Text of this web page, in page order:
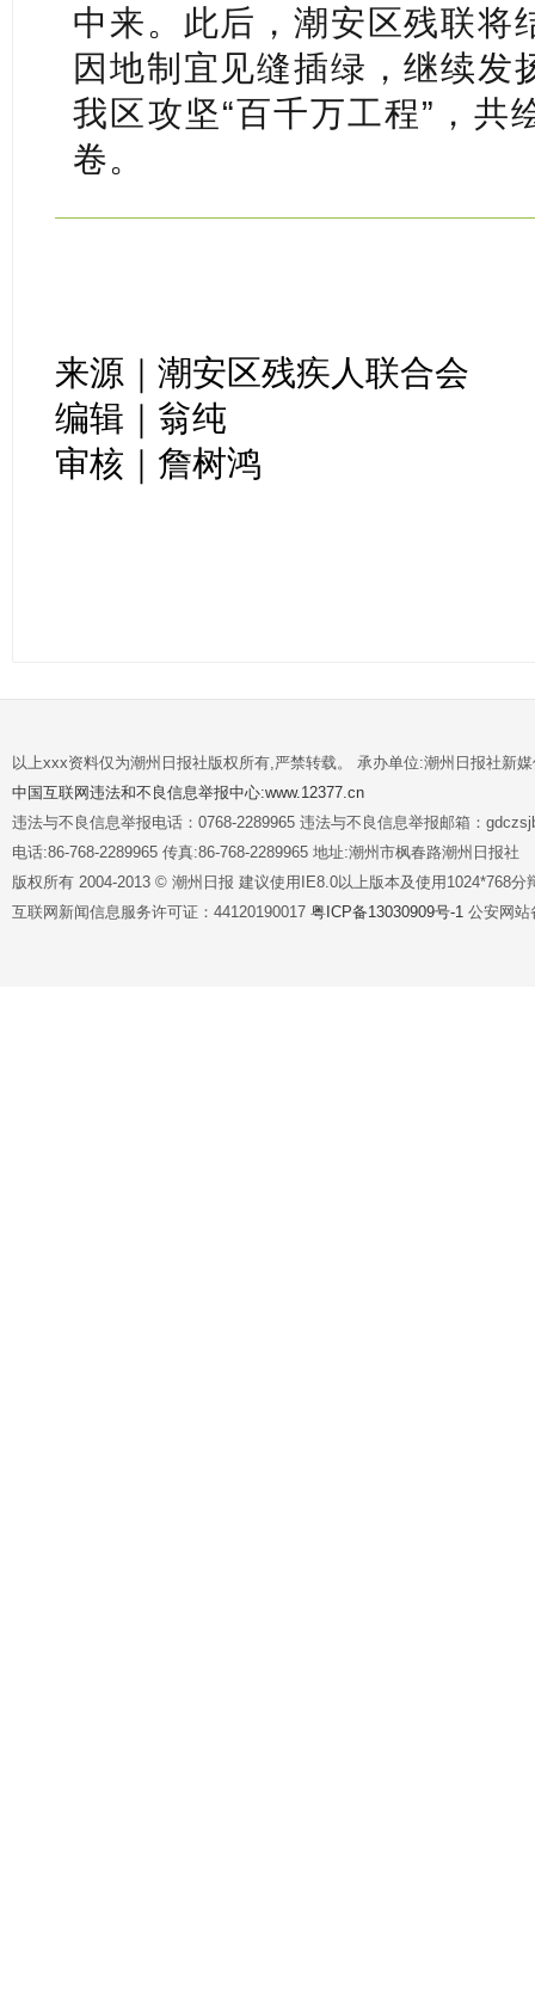
中来。此后，潮安区残联将
因地制宜见缝插绿，继续发
我区攻坚“百千万工程”，共
卷。
来源｜潮安区残疾人联合会
编辑｜翁纯
审核｜詹树鸿
以上xxx资料仅为潮州日报社版权所有,严禁转载。 承办单位:潮州日报社新
中国互联网违法和不良信息举报中心:www.12377.cn
违法与不良信息举报电话：0768-2289965 违法与不良信息举报邮箱：
电话:86-768-2289965 传真:86-768-2289965 地址:潮州市枫春路潮州日报社
版权所有 2004-2013 © 潮州日报 建议使用IE8.0以上版本及使用1024*768分
互联网新闻信息服务许可证：44120190017 粤ICP备13030909号-1 公安网站